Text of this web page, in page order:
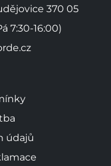
370 05
7:30-16:00)
údajů